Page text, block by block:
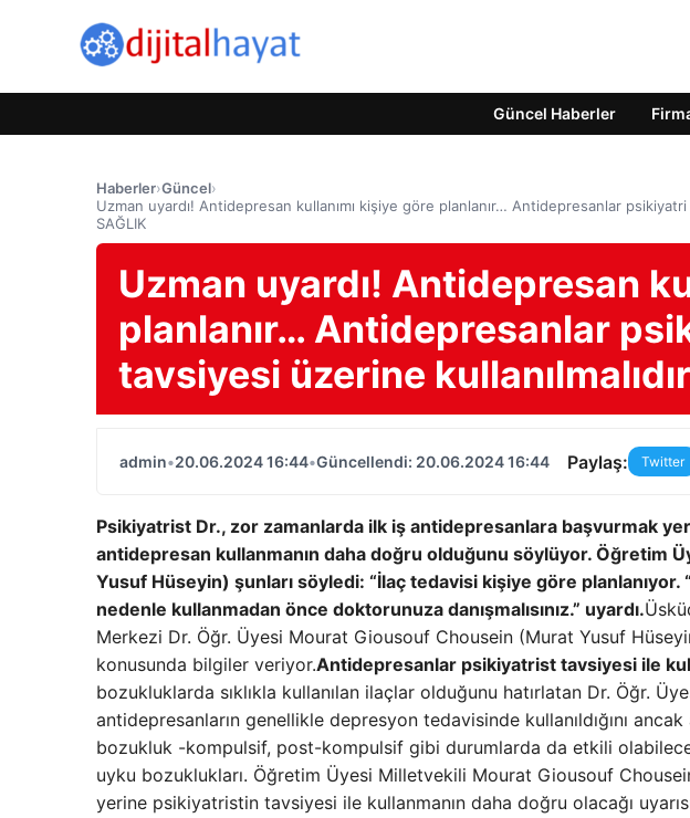
Güncel Haberler
Haberler›Güncel›
Uzman uyardı! Antidepresan kullanımı kişiye göre planlanır… Antidepresanlar psikiyatri
SAĞLIK
Uzman uyardı! Antidepresan
planlanır… Antidepresanlar
tavsiyesi üzerine
admin•20.06.2024 16:44•Güncellendi: 20.06.2024 16:44 Paylaş: Twitter
Psikiyatrist Dr., zor zamanlarda ilk iş antidepresanlara başvurmak
antidepresan kullanmanın daha doğru olduğunu söylüyor. Öğretim
Yusuf Hüseyin) şunları söyledi: “İlaç tedavisi kişiye göre
nedenle kullanmadan önce doktorunuza danışmalısınız.” uyardı.
Merkezi Dr. Öğr. Üyesi Mourat Giousouf Chousein (Murat Yusuf
konusunda bilgiler veriyor.Antidepresanlar psikiyatrist tavsiyesi ile
bozukluklarda sıklıkla kullanılan ilaçlar olduğunu hatırlatan Dr. Öğr.
antidepresanların genellikle depresyon tedavisinde kullanıldığını
bozukluk -kompulsif, post-kompulsif gibi durumlarda da etkili
uyku bozuklukları. Öğretim Üyesi Milletvekili Mourat Giousouf
yerine psikiyatristin tavsiyesi ile kullanmanın daha doğru olacağı